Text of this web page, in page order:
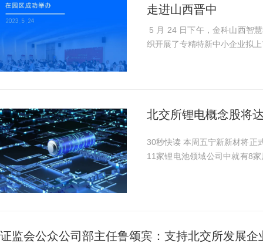
走进山西晋中
5 月 24 日下午，金科山西智
织开展了专精特新中小企业拟
北交所锂电概念股将
30秒快读 本周五宁新新材将正式登陆北交所，成为北交所第11只“锂电池”概念股。
11家锂电池领域公司中就有8家
证监会公众公司部主任鲁颂宾：支持北交所发展企